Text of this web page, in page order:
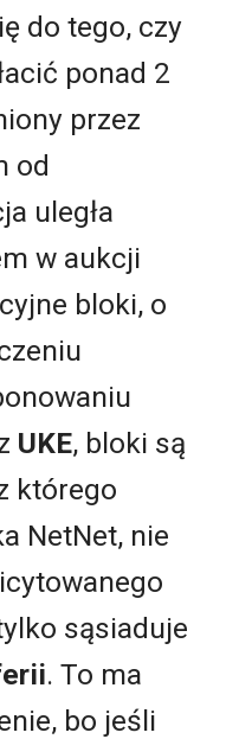
do tego, czy
ponad 2
przez
od
uległa
w aukcji
bloki, o
UKE, bloki są
którego
NetNet, nie
sąsiaduje
. To ma
bo jeśli